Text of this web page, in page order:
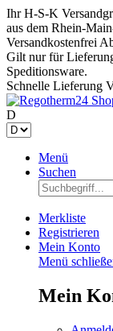
Ihr H-S-K
aus dem Rhein-
Versandkostenfrei
Gilt nur für
Speditionsware.
Schnelle Lieferung
D
Menü
Suchen
Merkliste
Registrieren
Mein Konto
Menü
Mein